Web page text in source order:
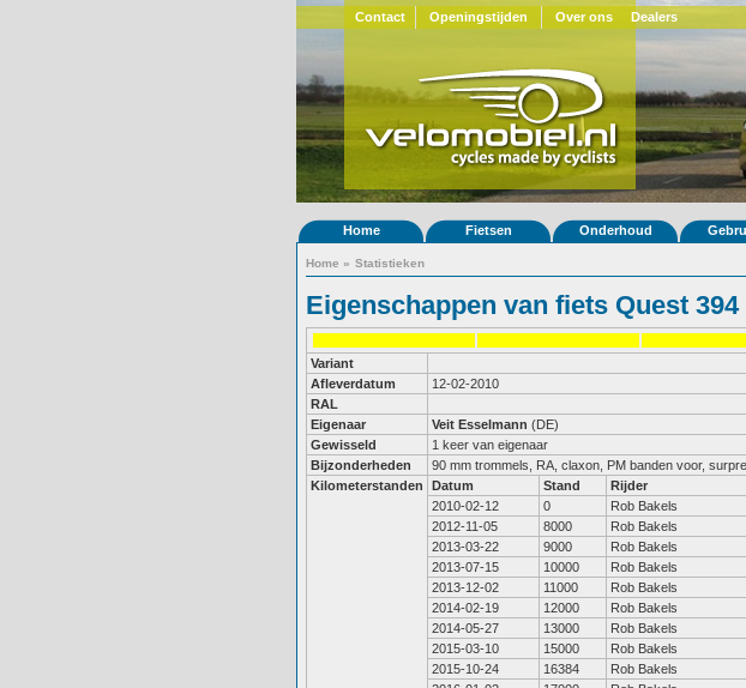
Contact Openingstijden Over ons Dealers
Home Fietsen Onderhoud
Home » Statistieken
Eigenschappen van fiets Quest 394
Variant
Afleverdatum
12-02-2010
RAL
Eigenaar
Veit Esselmann (DE)
Gewisseld
1 keer van eigenaar
Bijzonderheden
90 mm trommels, RA, claxon, PM banden voor,
Kilometerstanden
Datum Stand Rijder
2010-02-12
0 Rob Bakels
2012-11-05
8000 Rob Bakels
2013-03-22
9000 Rob Bakels
2013-07-15
10000 Rob Bakels
2013-12-02
11000 Rob Bakels
2014-02-19
12000 Rob Bakels
2014-05-27
13000 Rob Bakels
2015-03-10
15000 Rob Bakels
2015-10-24
16384 Rob Bakels